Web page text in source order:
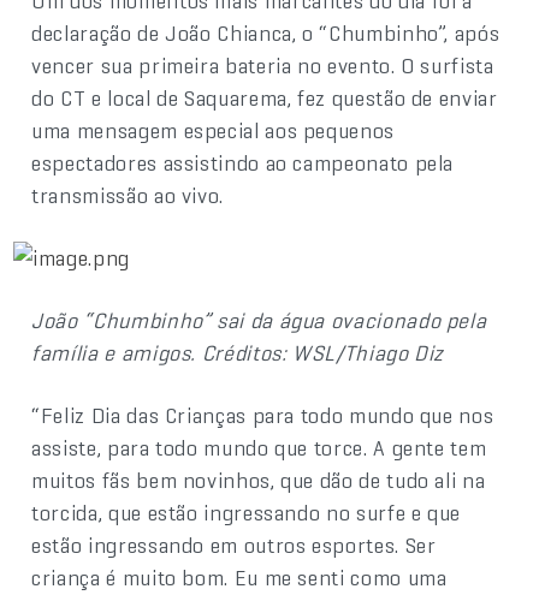
declaração de João Chianca, o “Chumbinho”, após
vencer sua primeira bateria no evento. O surfista
do CT e local de Saquarema, fez questão de enviar
uma mensagem especial aos pequenos
espectadores assistindo ao campeonato pela
transmissão ao vivo.
João “Chumbinho” sai da água ovacionado pela
família e amigos. Créditos: WSL/Thiago Diz
“Feliz Dia das Crianças para todo mundo que nos
assiste, para todo mundo que torce. A gente tem
muitos fãs bem novinhos, que dão de tudo ali na
torcida, que estão ingressando no surfe e que
estão ingressando em outros esportes. Ser
criança é muito bom. Eu me senti como uma